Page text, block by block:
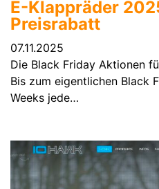
E-Klappräder
Preisrabatt
07.11.2025
Die Black Friday Aktionen
Bis zum eigentlichen Black
Weeks jede…